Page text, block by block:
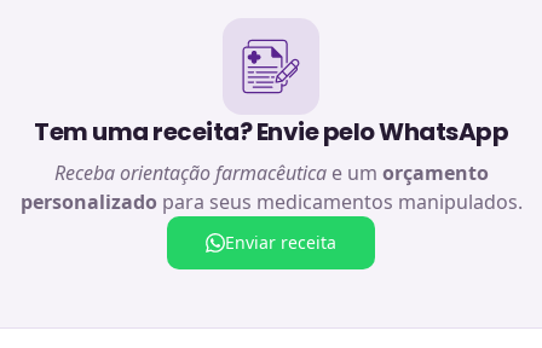
Tem uma receita? Envie pelo WhatsApp
Receba orientação farmacêuticae um orçamento
personalizado para seus medicamentos manipulados.
Enviar receita